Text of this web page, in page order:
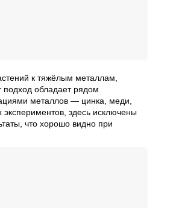
к тяжёлым металлам,
подход обладает рядом
металлов — цинка, меди,
здесь исключены
что хорошо видно при